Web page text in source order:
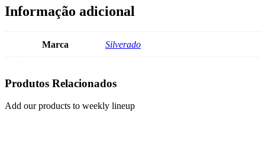
Informação adicional
Marca Silverado
Produtos Relacionados
Add our products to weekly lineup